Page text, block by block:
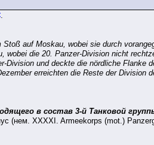
auf Moskau, wobei sie durch
wobei die 20. Panzer-Division nicht
und deckte die nördliche Flanke
erreichten die Reste der Division
в состав 3-й Танковой
(нем. XXXXI. Armeekorps (mot.)